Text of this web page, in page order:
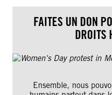
FAITES UN DON
DROITS
Ensemble, nous